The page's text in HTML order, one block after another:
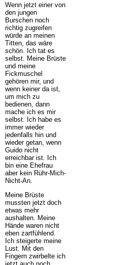
Wenn jetzt einer von
den jungen
Burschen noch
richtig zugreifen
würde an meinen
Titten, das wäre
schön. Ich tat es
selbst. Meine Brüste
und meine
Fickmuschel
gehören mir, und
wenn keiner da ist,
um mich zu
bedienen, dann
mache ich es mir
selbst. Ich habe es
immer wieder
jedenfalls hin und
wieder getan, wenn
Guido nicht
erreichbar ist. Ich
bin eine Ehefrau
aber kein Rühr-Mich-
Nicht-An.
Meine Brüste
mussten jetzt doch
etwas mehr
aushalten. Meine
Hände waren nicht
eben zartfühlend.
Ich steigerte meine
Lust. Mit den
Fingern zwirbelte ich